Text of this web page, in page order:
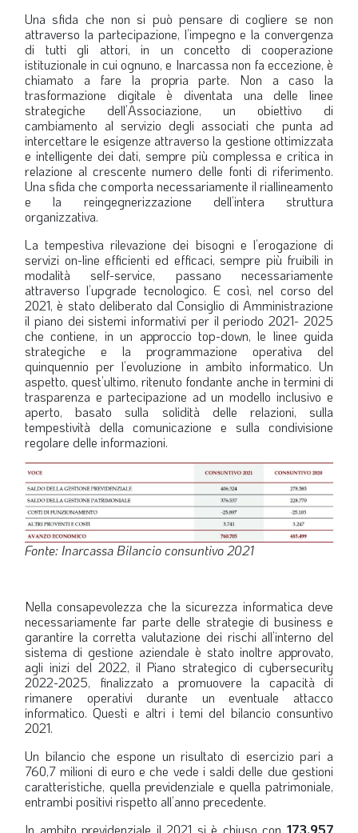
Una sfida che non si può pensare di cogliere se non
attraverso la partecipazione, l’impegno e la convergenza
di tutti gli attori, in un concetto di cooperazione
istituzionale in cui ognuno, e Inarcassa non fa eccezione, è
chiamato a fare la propria parte. Non a caso la
trasformazione digitale è diventata una delle linee
strategiche dell’Associazione, un obiettivo di
cambiamento al servizio degli associati che punta ad
intercettare le esigenze attraverso la gestione ottimizzata
e intelligente dei dati, sempre più complessa e critica in
relazione al crescente numero delle fonti di riferimento.
Una sfida che comporta necessariamente il riallineamento
e la reingegnerizzazione dell’intera struttura
organizzativa.
La tempestiva rilevazione dei bisogni e l’erogazione di
servizi on-line efficienti ed efficaci, sempre più fruibili in
modalità self-service, passano necessariamente
attraverso l’upgrade tecnologico. E così, nel corso del
2021, è stato deliberato dal Consiglio di Amministrazione
il piano dei sistemi informativi per il periodo 2021- 2025
che contiene, in un approccio top-down, le linee guida
strategiche e la programmazione operativa del
quinquennio per l’evoluzione in ambito informatico. Un
aspetto, quest’ultimo, ritenuto fondante anche in termini di
trasparenza e partecipazione ad un modello inclusivo e
aperto, basato sulla solidità delle relazioni, sulla
tempestività della comunicazione e sulla condivisione
regolare delle informazioni.
Fonte: Inarcassa Bilancio consuntivo 2021
Nella consapevolezza che la sicurezza informatica deve
necessariamente far parte delle strategie di business e
garantire la corretta valutazione dei rischi all’interno del
sistema di gestione aziendale è stato inoltre approvato,
agli inizi del 2022, il Piano strategico di cybersecurity
2022-2025, finalizzato a promuovere la capacità di
rimanere operativi durante un eventuale attacco
informatico. Questi e altri i temi del bilancio consuntivo
2021.
Un bilancio che espone un risultato di esercizio pari a
760,7 milioni di euro e che vede i saldi delle due gestioni
caratteristiche, quella previdenziale e quella patrimoniale,
entrambi positivi rispetto all’anno precedente.